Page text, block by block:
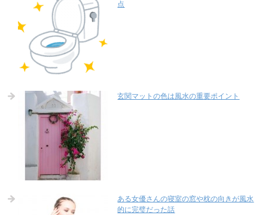
点
玄関マットの色は風水の重要ポイント
ある女優さんの寝室の窓や枕の向きが風水
的に完璧だった話